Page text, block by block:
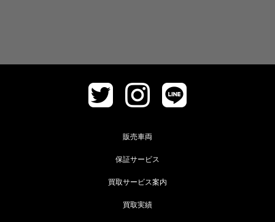
販売車両
保証サービス
買取サービス案内
買取実績